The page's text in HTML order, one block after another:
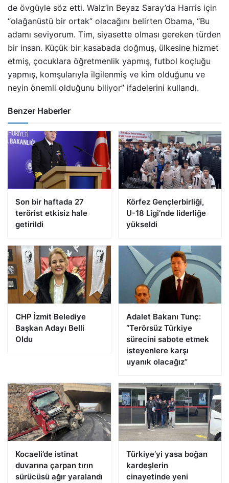
de övgüyle söz etti. Walz’in Beyaz Saray’da Harris için
“olağanüstü bir ortak” olacağını belirten Obama, “Bu
adamı seviyorum. Tim, siyasette olması gereken türden
bir insan. Küçük bir kasabada doğmuş, ülkesine hizmet
etmiş, çocuklara öğretmenlik yapmış, futbol koçluğu
yapmış, komşularıyla ilgilenmiş ve kim olduğunu ve
neyin önemli olduğunu biliyor” ifadelerini kullandı.
Benzer Haberler
Son bir haftada 27
terörist etkisiz hale
getirildi
Körfez Gençlerbirliği,
U-18 Ligi’nde liderliğe
yükseldi
CHP İzmit Belediye
Başkan Adayı Belli
Oldu
Adalet Bakanı Tunç:
“Terörsüz Türkiye
sürecini sabote etmek
isteyenlere karşı
uyanık olacağız”
Kocaeli’de istinat
duvarına çarpan tırın
sürücüsü ağır yaralandı
Türkiye’yi yasa boğan
kardeşlerin
cinayetinde yeni